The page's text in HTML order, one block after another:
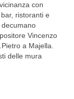
con
ristoranti e
decumano
Vincenzo
a Majella.
delle mura